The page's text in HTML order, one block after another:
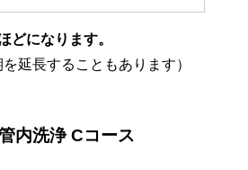
どになります。
延長することもあります）
内洗浄 Cコース